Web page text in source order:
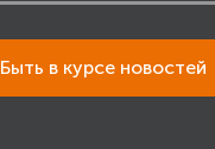
Быть в курсе новостей